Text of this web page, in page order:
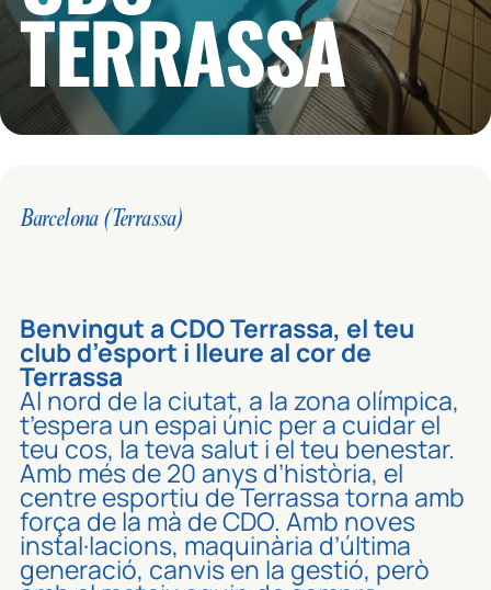
TERRASSA
Barcelona (Terrassa)
Benvingut a CDO Terrassa, el teu
club d’esport i lleure al cor de
Terrassa
Al nord de la ciutat, a la zona olímpica,
t’espera un espai únic per a cuidar el
teu cos, la teva salut i el teu benestar.
Amb més de 20 anys d’història, el
centre esportiu de Terrassa torna amb
força de la mà de CDO. Amb noves
instal·lacions, maquinària d’última
generació, canvis en la gestió, però